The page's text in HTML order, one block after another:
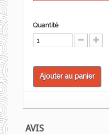
Quantité
Ajouter au panier
AVIS